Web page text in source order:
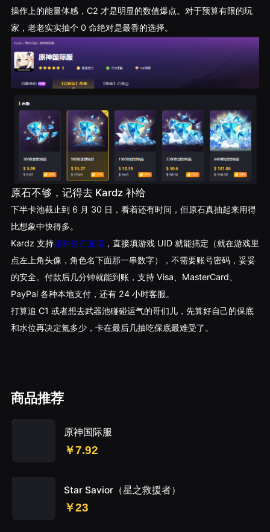
操作上的能量体感，C2 才是明显的数值爆点。对于预算有限的玩
家，老老实实抽个 0 命绝对是最香的选择。
原石不够，记得去 Kardz 补给
下半卡池截止到 6 月 30 日，看着还有时间，但原石真抽起来用得
比想象中快得多。
Kardz 支持原神原石充值 ，直接填游戏 UID 就能搞定（就在游戏里
点左上角头像，角色名下面那一串数字），不需要账号密码，妥妥
的安全。付款后几分钟就能到账，支持 Visa、MasterCard、
PayPal 各种本地支付，还有 24 小时客服。
打算追 C1 或者想去武器池碰碰运气的哥们儿，先算好自己的保底
和水位再决定氪多少，卡在最后几抽吃保底最难受了。
商品推荐
原神国际服
￥7.92
Star Savior（星之救援者）
￥23